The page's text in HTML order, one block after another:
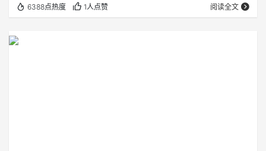
踪，通过广告创意搜索、App推广、流量平台分析等功能，
策略。目前分为国内版及国际版两个版本，其中App
6388点热度 1人点赞 阅读全文